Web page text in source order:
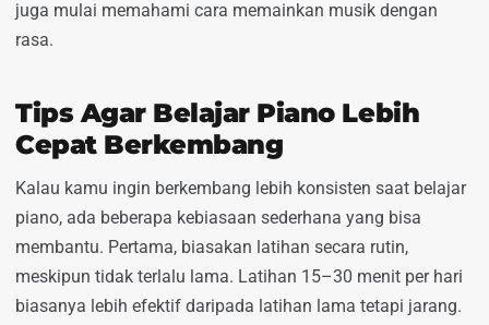
juga mulai memahami cara memainkan musik dengan
rasa.
Tips Agar Belajar Piano Lebih
Cepat Berkembang
Kalau kamu ingin berkembang lebih konsisten saat belajar
piano, ada beberapa kebiasaan sederhana yang bisa
membantu. Pertama, biasakan latihan secara rutin,
meskipun tidak terlalu lama. Latihan 15–30 menit per hari
biasanya lebih efektif daripada latihan lama tetapi jarang.